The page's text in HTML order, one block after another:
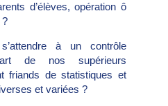
d’élèves, opération ô
?
à un contrôle
de nos supérieurs
friands de statistiques et
et variées ?